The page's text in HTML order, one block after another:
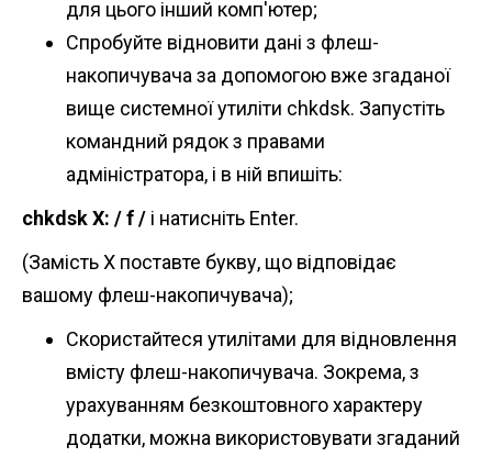
для цього інший комп'ютер;
Спробуйте відновити дані з флеш-
накопичувача за допомогою вже згаданої
вище системної утиліти chkdsk. Запустіть
командний рядок з правами
адміністратора, і в ній впишіть:
chkdskX: / f/ і натисніть Enter.
(Замість X поставте букву, що відповідає
вашому флеш-накопичувача);
Скористайтеся утилітами для відновлення
вмісту флеш-накопичувача. Зокрема, з
урахуванням безкоштовного характеру
додатки, можна використовувати згаданий